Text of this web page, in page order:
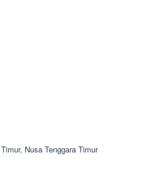
Nusa Tenggara Timur